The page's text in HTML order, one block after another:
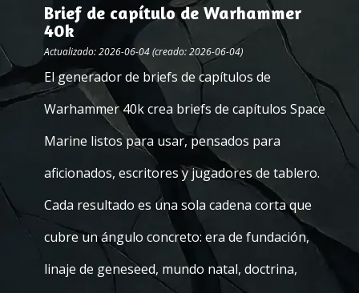
Brief de capítulo de Warhammer
40k
Actualizado: 2026-06-04 (creado: 2026-06-04)
El generador de briefs de capítulos de
Warhammer 40k crea briefs de capítulos Space
Marine listos para usar, pensados para
aficionados, escritores y jugadores de tablero.
Cada resultado es una sola cadena corta que
cubre un ángulo concreto: era de fundación,
linaje de geneseed, mundo natal, doctrina,